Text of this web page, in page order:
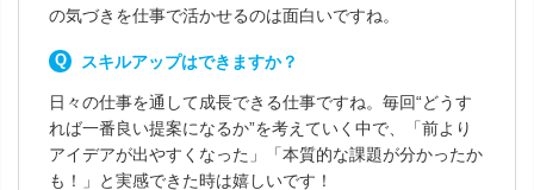
の気づきを仕事で活かせるのは面白いですね。
スキルアップはできますか？
日々の仕事を通して成長できる仕事ですね。毎回“どうす
れば一番良い提案になるか”を考えていく中で、「前より
アイデアが出やすくなった」「本質的な課題が分かったか
も！」と実感できた時は嬉しいです！